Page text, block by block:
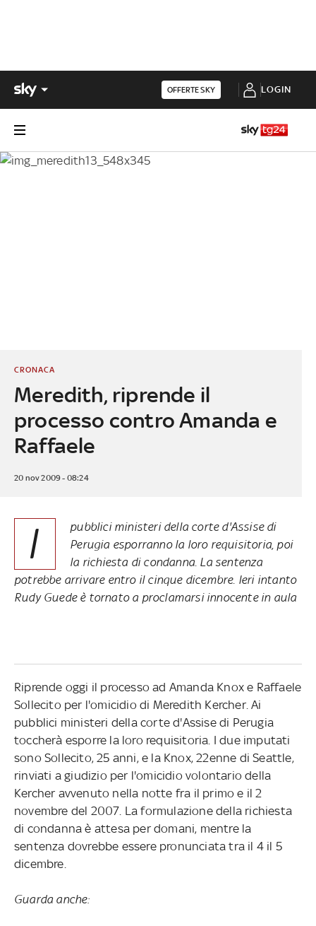
OFFERTE SKY LOGIN
Meredith, riprende il
processo contro Amanda e
Raffaele
CRONACA
20 nov 2009 - 08:24
I
pubblici ministeri della corte d'Assise di
Perugia esporranno la loro requisitoria, poi
la richiesta di condanna. La sentenza
potrebbe arrivare entro il cinque dicembre. Ieri intanto
Rudy Guede è tornato a proclamarsi innocente in aula
Riprende oggi il processo ad Amanda Knox e Raffaele
Sollecito per l'omicidio di Meredith Kercher. Ai
pubblici ministeri della corte d'Assise di Perugia
toccherà esporre la loro requisitoria. I due imputati
sono Sollecito, 25 anni, e la Knox, 22enne di Seattle,
rinviati a giudizio per l'omicidio volontario della
Kercher avvenuto nella notte fra il primo e il 2
novembre del 2007. La formulazione della richiesta
di condanna è attesa per domani, mentre la
sentenza dovrebbe essere pronunciata tra il 4 il 5
dicembre.
Guarda anche: